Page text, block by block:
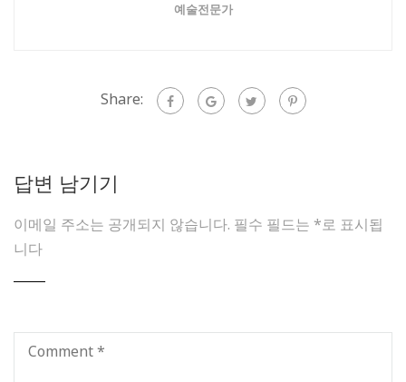
예술전문가
Share:
답변 남기기
이메일 주소는 공개되지 않습니다. 필수 필드는 *로 표시됩
니다